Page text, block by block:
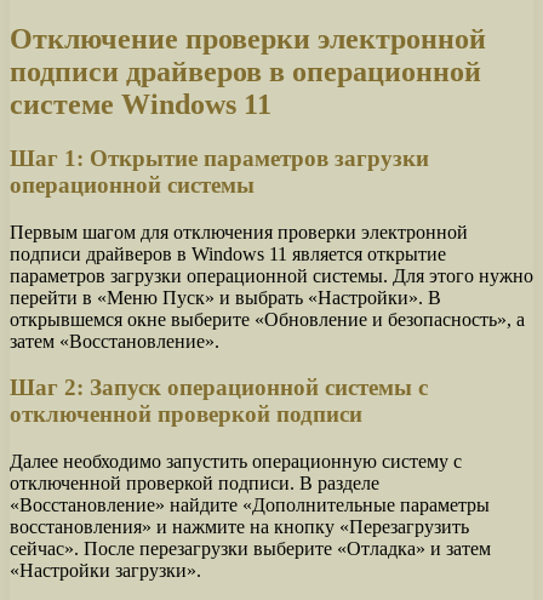
Отключение проверки электронной
подписи драйверов в операционной
системе Windows 11
Шаг 1: Открытие параметров загрузки
операционной системы
Первым шагом для отключения проверки электронной
подписи драйверов в Windows 11 является открытие
параметров загрузки операционной системы. Для этого нужно
перейти в «Меню Пуск» и выбрать «Настройки». В
открывшемся окне выберите «Обновление и безопасность», а
затем «Восстановление».
Шаг 2: Запуск операционной системы с
отключенной проверкой подписи
Далее необходимо запустить операционную систему с
отключенной проверкой подписи. В разделе
«Восстановление» найдите «Дополнительные параметры
восстановления» и нажмите на кнопку «Перезагрузить
сейчас». После перезагрузки выберите «Отладка» и затем
«Настройки загрузки».